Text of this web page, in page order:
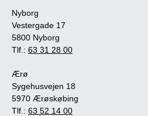
Nyborg
Vestergade 17
5800 Nyborg
Tlf.: 63 31 28 00
Ærø
Sygehusvejen 18
5970 Ærøskøbing
Tlf.: 63 52 14 00